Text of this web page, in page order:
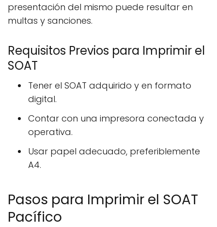
presentación del mismo puede resultar en
multas y sanciones.
Requisitos Previos para Imprimir el
SOAT
Tener el SOAT adquirido y en formato
digital.
Contar con una impresora conectada y
operativa.
Usar papel adecuado, preferiblemente
A4.
Pasos para Imprimir el SOAT
Pacífico